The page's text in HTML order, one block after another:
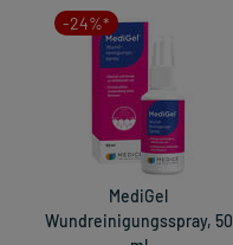
-24%*
MediGel
Wundreinigungsspray, 50